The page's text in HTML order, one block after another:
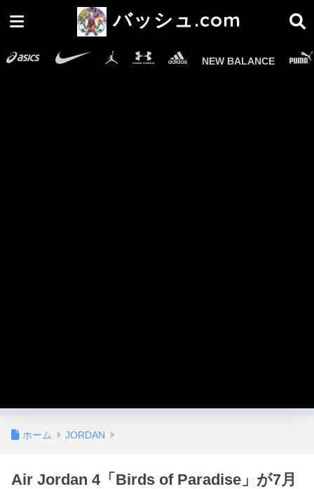
バッシュ.com
NEW BALANCE
ホーム JORDAN
Air Jordan 4「Birds of Paradise」が7月